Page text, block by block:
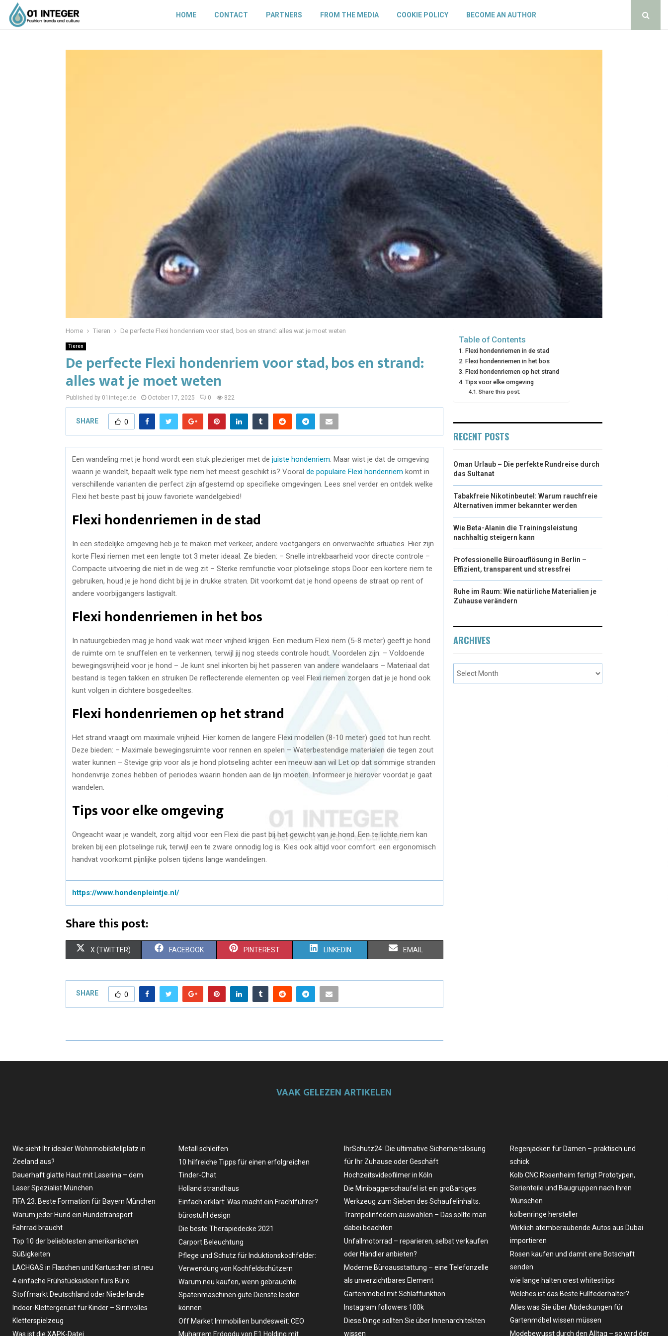
HOME CONTACT PARTNERS FROM THE MEDIA COOKIE POLICY BECOME AN AUTHOR
Home Tieren De perfecte Flexi hondenriem voor stad, bos en strand: alles wat je moet weten
Tieren
De perfecte Flexi hondenriem voor stad, bos en strand:
alles wat je moet weten
Published by 01integer.de October 17, 2025 0 822
SHARE 0
Een wandeling met je hond wordt een stuk plezieriger met de juiste hondenriem . Maar wist je dat de omgeving
waarin je wandelt, bepaalt welk type riem het meest geschikt is? Vooral de populaire Flexi hondenriem komt in
verschillende varianten die perfect zijn afgestemd op specifieke omgevingen. Lees snel verder en ontdek welke
Flexi het beste past bij jouw favoriete wandelgebied!
Flexi hondenriemen in de stad
In een stedelijke omgeving heb je te maken met verkeer, andere voetgangers en onverwachte situaties. Hier zijn
korte Flexi riemen met een lengte tot 3 meter ideaal. Ze bieden: – Snelle intrekbaarheid voor directe controle –
Compacte uitvoering die niet in de weg zit – Sterke remfunctie voor plotselinge stops Door een kortere riem te
gebruiken, houd je je hond dicht bij je in drukke straten. Dit voorkomt dat je hond opeens de straat op rent of
andere voorbijgangers lastigvalt.
Flexi hondenriemen in het bos
In natuurgebieden mag je hond vaak wat meer vrijheid krijgen. Een medium Flexi riem (5-8 meter) geeft je hond
de ruimte om te snuffelen en te verkennen, terwijl jij nog steeds controle houdt. Voordelen zijn: – Voldoende
bewegingsvrijheid voor je hond – Je kunt snel inkorten bij het passeren van andere wandelaars – Materiaal dat
bestand is tegen takken en struiken De reflecterende elementen op veel Flexi riemen zorgen dat je je hond ook
kunt volgen in dichtere bosgedeeltes.
Flexi hondenriemen op het strand
Het strand vraagt om maximale vrijheid. Hier komen de langere Flexi modellen (8-10 meter) goed tot hun recht.
Deze bieden: – Maximale bewegingsruimte voor rennen en spelen – Waterbestendige materialen die tegen zout
water kunnen – Stevige grip voor als je hond plotseling achter een meeuw aan wil Let op dat sommige stranden
hondenvrije zones hebben of periodes waarin honden aan de lijn moeten. Informeer je hierover voordat je gaat
wandelen.
Tips voor elke omgeving
Ongeacht waar je wandelt, zorg altijd voor een Flexi die past bij het gewicht van je hond. Een te lichte riem kan
breken bij een plotselinge ruk, terwijl een te zware onnodig log is. Kies ook altijd voor comfort: een ergonomisch
handvat voorkomt pijnlijke polsen tijdens lange wandelingen.
https://www.hondenpleintje.nl/
Share this post:
X (TWITTER) FACEBOOK PINTEREST LINKEDIN EMAIL
SHARE 0
Table of Contents
Flexi hondenriemen in de stad
Flexi hondenriemen in het bos
Flexi hondenriemen op het strand
Tips voor elke omgeving
Share this post:
RECENT POSTS
Oman Urlaub – Die perfekte Rundreise durch
das Sultanat
Tabakfreie Nikotinbeutel: Warum rauchfreie
Alternativen immer bekannter werden
Wie Beta-Alanin die Trainingsleistung
nachhaltig steigern kann
Professionelle Büroauflösung in Berlin –
Effizient, transparent und stressfrei
Ruhe im Raum: Wie natürliche Materialien je
Zuhause verändern
ARCHIVES
VAAK GELEZEN ARTIKELEN
Wie sieht Ihr idealer Wohnmobilstellplatz in
Zeeland aus?
Dauerhaft glatte Haut mit Laserina – dem
Laser Spezialist München
FIFA 23: Beste Formation für Bayern München
Warum jeder Hund ein Hundetransport
Fahrrad braucht
Top 10 der beliebtesten amerikanischen
Süßigkeiten
LACHGAS in Flaschen und Kartuschen ist neu
4 einfache Frühstücksideen fürs Büro
Stoffmarkt Deutschland oder Niederlande
Indoor-Klettergerüst für Kinder – Sinnvolles
Kletterspielzeug
Was ist die XAPK-Datei
Metall schleifen
10 hilfreiche Tipps für einen erfolgreichen
Tinder-Chat
Holland strandhaus
Einfach erklärt: Was macht ein Frachtführer?
bürostuhl design
Die beste Therapiedecke 2021
Carport Beleuchtung
Pflege und Schutz für Induktionskochfelder:
Verwendung von Kochfeldschützern
Warum neu kaufen, wenn gebrauchte
Spatenmaschinen gute Dienste leisten
können
Off Market Immobilien bundesweit: CEO
Muharrem Erdogdu von E1 Holding mit
IhrSchutz24: Die ultimative Sicherheitslösung
für Ihr Zuhause oder Geschäft
Hochzeitsvideofilmer in Köln
Die Minibaggerschaufel ist ein großartiges
Werkzeug zum Sieben des Schaufelinhalts.
Trampolinfedern auswählen – Das sollte man
dabei beachten
Unfallmotorrad – reparieren, selbst verkaufen
oder Händler anbieten?
Moderne Büroausstattung – eine Telefonzelle
als unverzichtbares Element
Gartenmöbel mit Schlaffunktion
Instagram followers 100k
Diese Dinge sollten Sie über Innenarchitekten
wissen
Regenjacken für Damen – praktisch und
schick
Kolb CNC Rosenheim fertigt Prototypen,
Serienteile und Baugruppen nach Ihren
Wünschen
kolbenringe hersteller
Wirklich atemberaubende Autos aus Dubai
importieren
Rosen kaufen und damit eine Botschaft
senden
wie lange halten crest whitestrips
Welches ist das Beste Füllfederhalter?
Alles was Sie über Abdeckungen für
Gartenmöbel wissen müssen
Modebewusst durch den Alltag – so wird der